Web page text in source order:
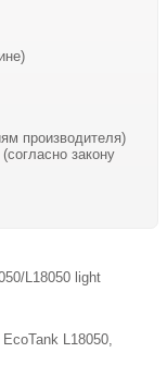
производителя)
закону
L18050 light
L18050,